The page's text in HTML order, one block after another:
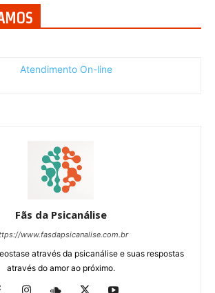
Fãs da Psicanálise
www.fasdapsicanalise.com.br
através da psicanálise e suas respostas
através do amor ao próximo.